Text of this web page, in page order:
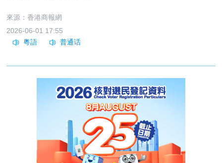
來源：香港商報網
2026-06-01 17:55